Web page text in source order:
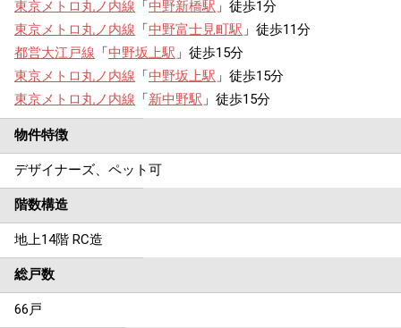
東京メトロ丸ノ内線 「中野新橋駅 」徒歩1分
東京メトロ丸ノ内線 「中野富士見町駅 」徒歩11分
都営大江戸線 「中野坂上駅 」徒歩15分
東京メトロ丸ノ内線 「中野坂上駅 」徒歩15分
東京メトロ丸ノ内線 「新中野駅 」徒歩15分
物件特徴
デザイナーズ、ペット可
階数構造
地上14階 RC造
総戸数
66戸